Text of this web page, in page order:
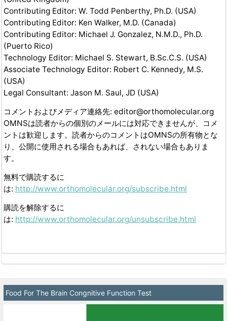
Contributing Editor: W. Todd Penberthy, Ph.D. (USA)
Contributing Editor: Ken Walker, M.D. (Canada)
Contributing Editor: Michael J. Gonzalez, N.M.D., Ph.D.
(Puerto Rico)
Technology Editor: Michael S. Stewart, B.Sc.C.S. (USA)
Associate Technology Editor: Robert C. Kennedy, M.S.
(USA)
Legal Consultant: Jason M. Saul, JD (USA)
コメントおよびメディア連絡先: editor@orthomolecular.org
OMNSは読者からの個別のメールには対応できませんが、コメ
ントは歓迎します。読者からのコメントはOMNSの所有物とな
り、公開に使用される場合もあれば、されない場合もありま
す。
無料で購読するに
は: http://www.orthomolecular.org/subscribe.html
購読を解除するに
は: http://www.orthomolecular.org/unsubscribe.html
Food For The Brain Congnitive Function Test